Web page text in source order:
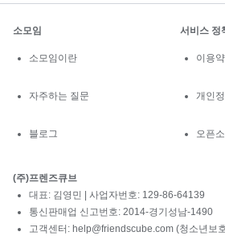
소모임
소모임이란
자주하는 질문
블로그
서비스 정
이용
개인
오픈
(주)프렌즈큐브
대표: 김영민 | 사업자번호: 129-86-64139
통신판매업 신고번호: 2014-경기성남-1490
고객센터: help@friendscube.com (청소년보